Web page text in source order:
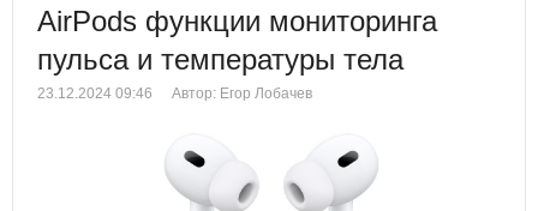
AirPods функции мониторинга
пульса и температуры тела
23.12.2024 09:46 Автор: Егор Лобачев